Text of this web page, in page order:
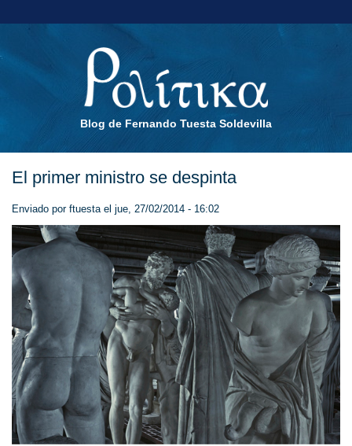
Blog de Fernando Tuesta Soldevilla
El primer ministro se despinta
Enviado por ftuestael jue, 27/02/2014 - 16:02